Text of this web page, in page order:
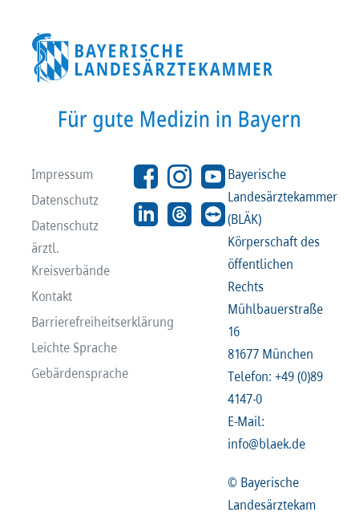
Impressum
Datenschutz
Datenschutz
ärztl.
Kreisverbände
Kontakt
Barrierefreiheitserklärung
Leichte Sprache
Gebärdensprache
Bayerische
Landesärztekammer
(BLÄK)
Körperschaft des
öffentlichen
Rechts
Mühlbauerstraße
16
81677 München
Telefon: +49 (0)89
4147-0
E-Mail:
info@blaek.de
© Bayerische
Landesärztekam